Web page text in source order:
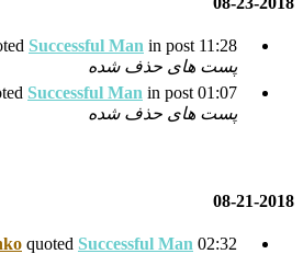
rahman24quoted
Cero Miedoquoted
Fedor Emelianenko quoted